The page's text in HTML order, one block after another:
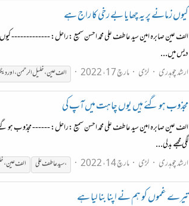
کیوں زمانے پر یہ چھایا بے رخی کا راج ہے
الف عین صابرہ امین سید عاطف علی محمّد احسن سمیع :راحل: -------------
دیس میں...
ارشد چوہدری
لڑی مارچ 17، 2022 الفعین،خلیلالرحمن،اور
مجذوب ہو گئے ہیں یوں چاہت میں آپ کی
الف عین صابرہ امین سید عاطف علی محمّد احسن سمیع :راحل: ------ مجذوب
لگی مجھے بدلی...
ارشد چوہدری
لڑی مارچ 14، 2022 ،سید عاطف علی الفعین،
تیرے غموں کو ہم نے اپنا بنا لیا ہے